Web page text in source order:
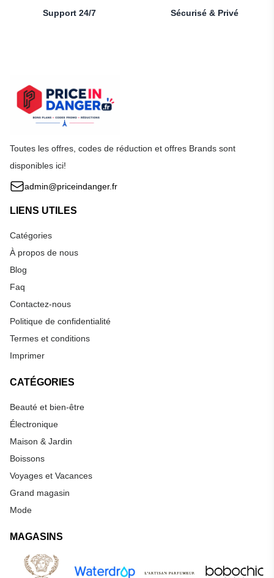
Support 24/7 Sécurisé & Privé
Toutes les offres, codes de réduction et offres Brands sont
disponibles ici!
admin@priceindanger.fr
LIENS UTILES
Catégories
À propos de nous
Blog
Faq
Contactez-nous
Politique de confidentialité
Termes et conditions
Imprimer
CATÉGORIES
Beauté et bien-être
Électronique
Maison & Jardin
Boissons
Voyages et Vacances
Grand magasin
Mode
MAGASINS